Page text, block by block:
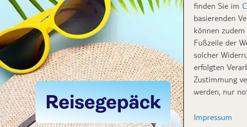
Reisegepäck
finden Sie im
basierenden
können
Fußzeile der
solcher
erfolgten
Zustimmung
werden, nur
Impressum